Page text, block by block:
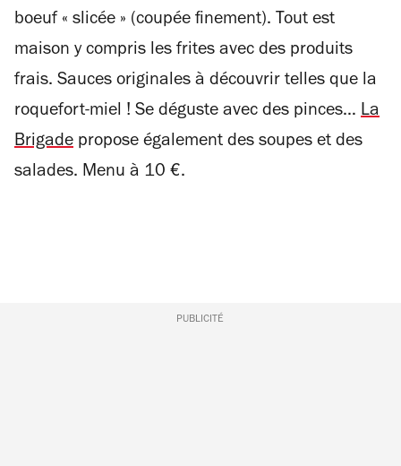
boeuf « slicée » (coupée finement). Tout est
maison y compris les frites avec des produits
frais. Sauces originales à découvrir telles que la
roquefort-miel ! Se déguste avec des pinces… La
Brigade propose également des soupes et des
salades. Menu à 10 €.
PUBLICITÉ